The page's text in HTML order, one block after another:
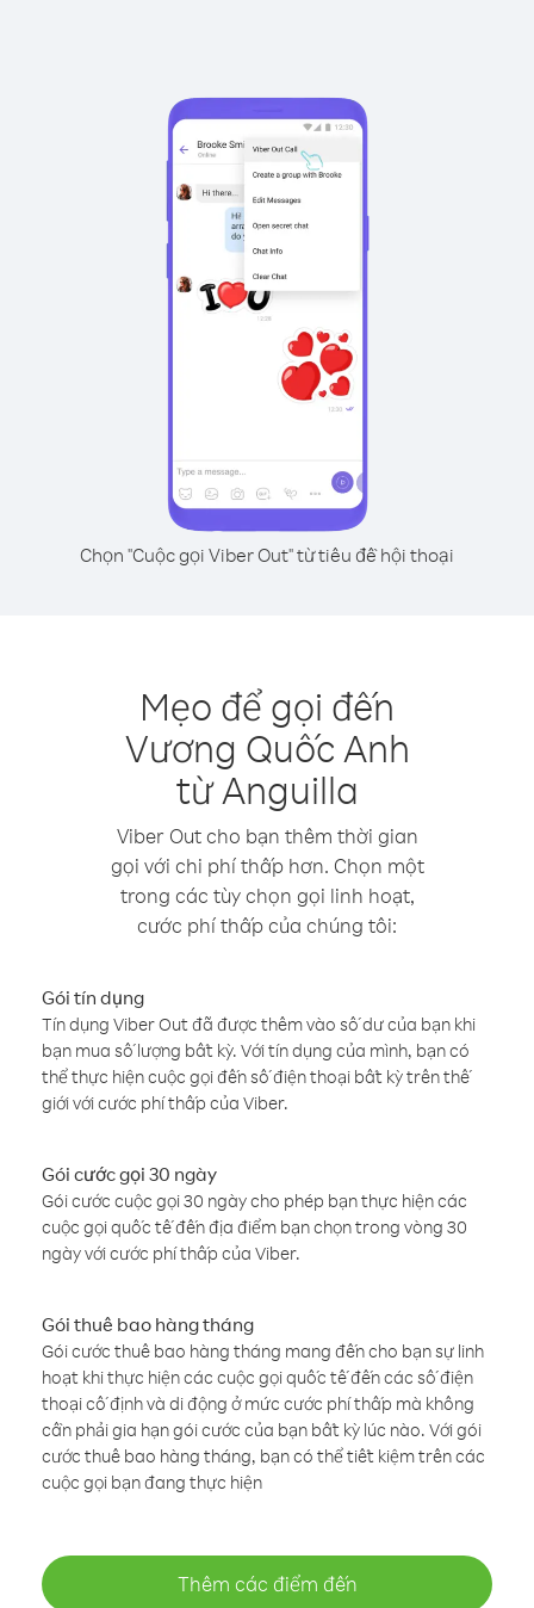
Chọn "Cuộc gọi Viber Out" từ tiêu đề hội thoại
Mẹo để gọi đến
Vương Quốc Anh
từ Anguilla
Viber Out cho bạn thêm thời gian
gọi với chi phí thấp hơn. Chọn một
trong các tùy chọn gọi linh hoạt,
cước phí thấp của chúng tôi:
Gói tín dụng
Tín dụng Viber Out đã được thêm vào số dư của bạn khi
bạn mua số lượng bất kỳ. Với tín dụng của mình, bạn có
thể thực hiện cuộc gọi đến số điện thoại bất kỳ trên thế
giới với cước phí thấp của Viber.
Gói cước gọi 30 ngày
Gói cước cuộc gọi 30 ngày cho phép bạn thực hiện các
cuộc gọi quốc tế đến địa điểm bạn chọn trong vòng 30
ngày với cước phí thấp của Viber.
Gói thuê bao hàng tháng
Gói cước thuê bao hàng tháng mang đến cho bạn sự linh
hoạt khi thực hiện các cuộc gọi quốc tế đến các số điện
thoại cố định và di động ở mức cước phí thấp mà không
cần phải gia hạn gói cước của bạn bất kỳ lúc nào. Với gói
cước thuê bao hàng tháng, bạn có thể tiết kiệm trên các
cuộc gọi bạn đang thực hiện
Thêm các điểm đến